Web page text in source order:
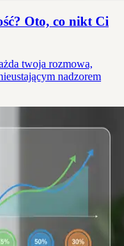
Oto, co nikt Ci
twoja rozmowa,
nadzorem